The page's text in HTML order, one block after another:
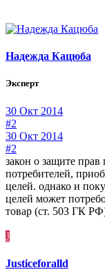
Надежда Кацюба
Эксперт
30 Окт 2014
#2
30 Окт 2014
#2
закон о защите прав
потребителей,
целей. однако и
целей может
товар (ст. 503 ГК
J
Justiceforalld